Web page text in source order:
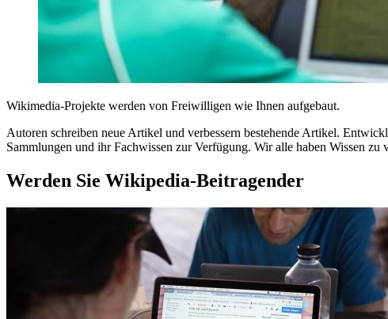
Wikimedia-Projekte werden von Freiwilligen wie Ihnen aufgebaut.
Autoren schreiben neue Artikel und verbessern bestehende Artikel.
Sammlungen und ihr Fachwissen zur Verfügung. Wir alle haben Wissen
Werden Sie Wikipedia-Beitragender